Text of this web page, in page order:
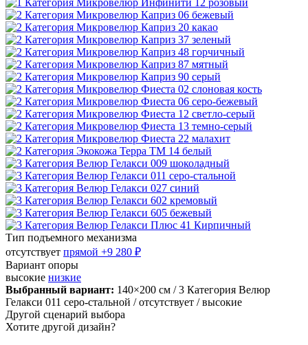
Тип подъемного механизма
отсутствует прямой +9 280 ₽
Вариант опоры
высокие низкие
Выбранный вариант: 140×200 см / 3 Категория Велюр
Гелакси 011 серо-стальной / отсутствует / высокие
Другой сценарий выбора
Хотите другой дизайн?